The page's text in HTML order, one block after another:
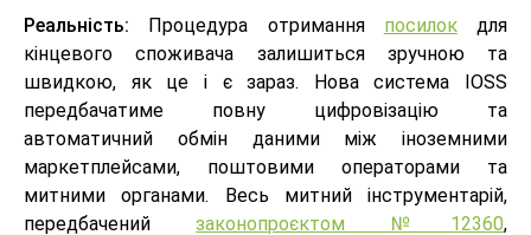
Реальність: Процедура отримання посилокдля
кінцевого споживача залишиться зручною та
швидкою, як це і є зараз. Нова система IOSS
передбачатиме повну цифровізацію та
автоматичний обмін даними між іноземними
маркетплейсами, поштовими операторами та
митними органами. Весь митний інструментарій,
передбаченийзаконопроєктом №12360,